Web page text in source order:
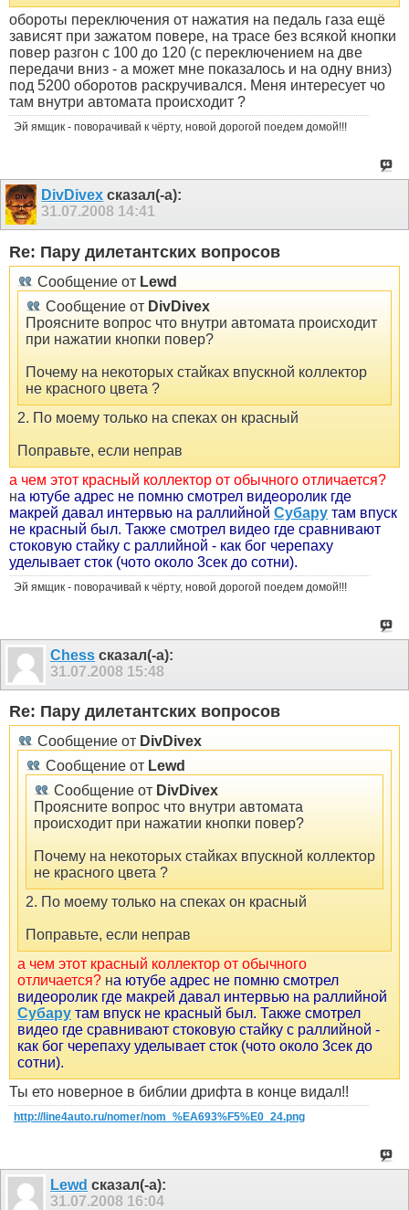
обороты переключения от нажатия на педаль газа ещё
зависят при зажатом повере, на трасе без всякой кнопки
повер разгон с 100 до 120 (с переключением на две
передачи вниз - а может мне показалось и на одну вниз)
под 5200 оборотов раскручивался. Меня интересует чо
там внутри автомата происходит ?
Эй ямщик - поворачивай к чёрту, новой дорогой поедем домой!!!
DivDivex сказал(-а):
31.07.2008 14:41
Re: Пару дилетантских вопросов
Сообщение от Lewd
Сообщение от DivDivex
Проясните вопрос что внутри автомата происходит
при нажатии кнопки повер?
Почему на некоторых стайках впускной коллектор
не красного цвета ?
2. По моему только на спеках он красный
Поправьте, если неправ
а чем этот красный коллектор от обычного отличается?
на ютубе адрес не помню смотрел видеоролик где
макрей давал интервью на раллийной Субару там впуск
не красный был. Также смотрел видео где сравнивают
стоковую стайку с раллийной - как бог черепаху
уделывает сток (чото около 3сек до сотни).
Эй ямщик - поворачивай к чёрту, новой дорогой поедем домой!!!
Chess сказал(-а):
31.07.2008 15:48
Re: Пару дилетантских вопросов
Сообщение от DivDivex
Сообщение от Lewd
Сообщение от DivDivex
Проясните вопрос что внутри автомата
происходит при нажатии кнопки повер?
Почему на некоторых стайках впускной коллектор
не красного цвета ?
2. По моему только на спеках он красный
Поправьте, если неправ
а чем этот красный коллектор от обычного
отличается? на ютубе адрес не помню смотрел
видеоролик где макрей давал интервью на раллийной
Субару там впуск не красный был. Также смотрел
видео где сравнивают стоковую стайку с раллийной -
как бог черепаху уделывает сток (чото около 3сек до
сотни).
Ты ето новерное в библии дрифта в конце видал!!
http://line4auto.ru/nomer/nom_%EA693%F5%E0_24.png
Lewd сказал(-а):
31.07.2008 16:04